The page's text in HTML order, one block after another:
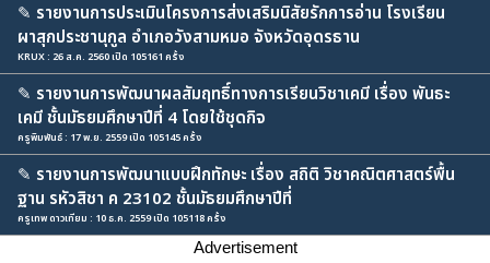
✎ รายงานการประเมินโครงการส่งเสริมนิสัยรักการอ่าน โรงเรียน
ผาสุกประชานุกูล อำเภอวังสามหมอ จังหวัดอุดรธาน
KRUX : 26 ส.ค. 2560 เปิด 105161 ครั้ง
✎ รายงานการพัฒนาผลสัมฤทธิ์ทางการเรียนวิชาเคมี เรื่อง พันธะ
เคมี ชั้นมัธยมศึกษาปีที่ 4 โดยใช้ชุดกิจ
ครูพิมพันธ์ : 17 พ.ย. 2559 เปิด 105145 ครั้ง
✎ รายงานการพัฒนาแบบฝึกทักษะ เรื่อง สถิติ วิชาคณิตศาสตร์พื้น
ฐาน รหัวสิชา ค 23102 ชั้นมัธยมศึกษาปีที่
ครูเทพ ดาวเทียม : 10 ธ.ค. 2559 เปิด 105118 ครั้ง
Advertisement